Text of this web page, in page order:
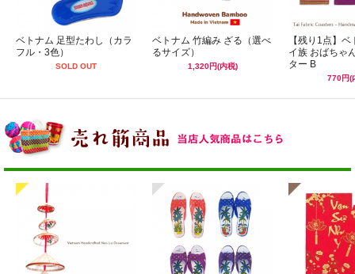
ベトナム 足型たわし（カラ
フル・3色）
SOLD OUT
ベトナム 竹編み ざる（選べ
るサイズ）
1,320円(内税)
【残り1点】
イ族 おばちゃ
ター B
770円(